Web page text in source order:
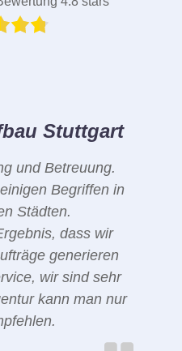
Stuttgart
und Betreuung.
Begriffen in
Städten.
dass wir
generieren
wir sind sehr
kann man nur